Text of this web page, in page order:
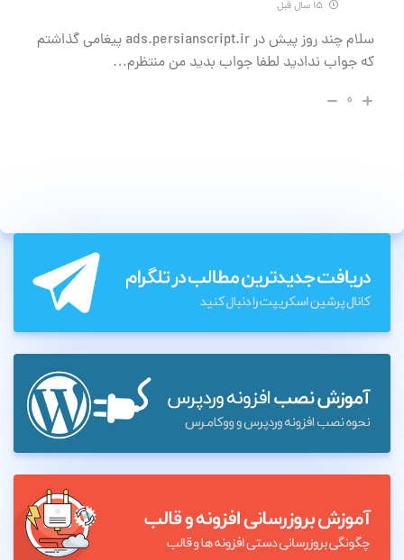
سلام چند روز پيش در ads.persianscript.ir پيغامي گذاشتم
كه جواب نداديد لطفا جواب بديد من منتظرم…
۰